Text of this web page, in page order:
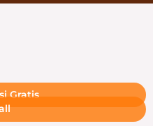
Gratis